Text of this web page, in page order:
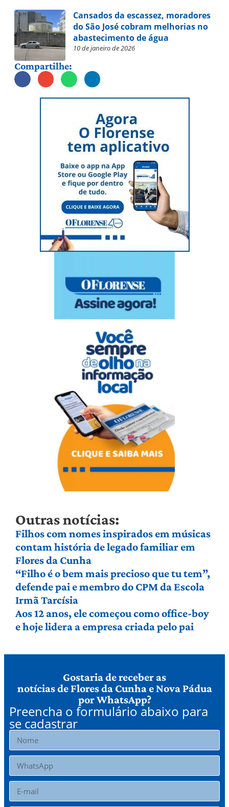
Cansados da escassez, moradores
do São José cobram melhorias no
abastecimento de água
10 de janeiro de 2026
Compartilhe:
Outras notícias:
Filhos com nomes inspirados em músicas
contam história de legado familiar em
Flores da Cunha
“Filho é o bem mais precioso que tu tem”,
defende pai e membro do CPM da Escola
Irmã Tarcísia
Aos 12 anos, ele começou como office-boy
e hoje lidera a empresa criada pelo pai
Gostaria de receber as
notícias de Flores da Cunha e Nova Pádua
por WhatsApp?
Preencha o formulário abaixo para
se cadastrar